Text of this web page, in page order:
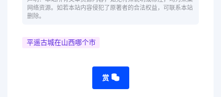
网络资源。如若本站内容侵犯了原著者的合法权益，可联系本站
删除。
平遥古城在山西哪个市
赏